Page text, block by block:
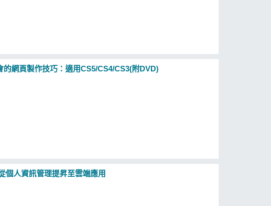
網頁製作技巧：適用CS5/CS4/CS3(附DVD)
人資訊管理提昇至雲端應用